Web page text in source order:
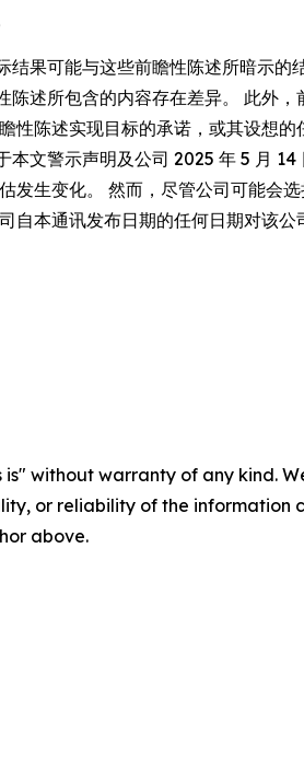
果可能与这些前瞻性陈述所暗示
述所包含的内容存在差异。 此外
性陈述实现目标的承诺，或其设想
文警示声明及公司 2025 年 5 月
发生变化。 然而，尽管公司可能会
本通讯发布日期的任何日期对该公
is" without warranty of any kind.
or reliability of the
above.